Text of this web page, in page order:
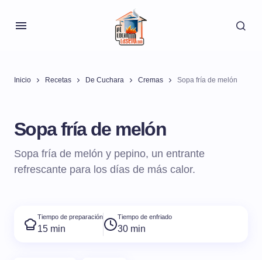
Inicio Recetas De Cuchara Cremas Sopa fría de melón
Sopa fría de melón
Sopa fría de melón y pepino, un entrante
refrescante para los días de más calor.
Tiempo de preparación
15 min
Tiempo de enfriado
30 min